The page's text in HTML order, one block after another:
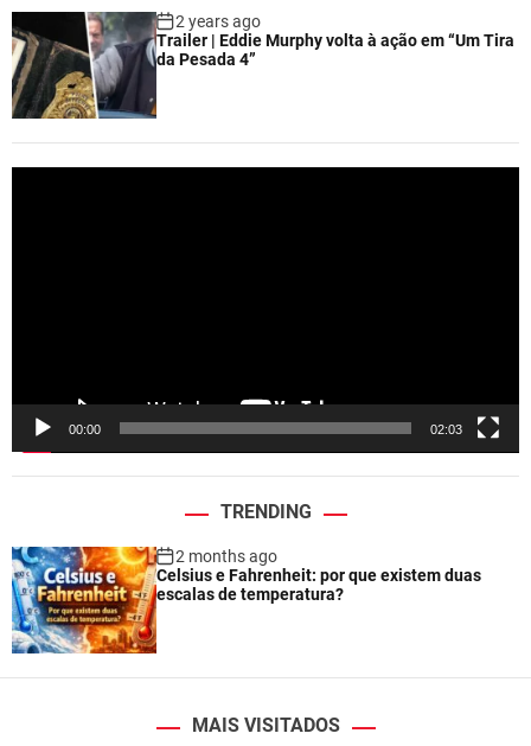
2 years ago
Trailer | Eddie Murphy volta à ação em “Um Tira
da Pesada 4”
00:00 02:03
TRENDING
2 months ago
Celsius e Fahrenheit: por que existem duas
escalas de temperatura?
MAIS VISITADOS